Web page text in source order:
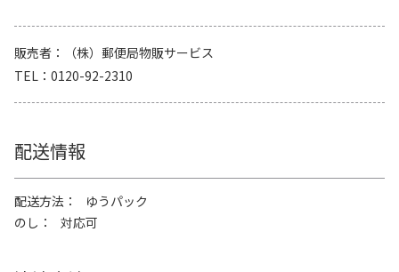
販売者
（株）郵便局物販サービス
TEL
0120-92-2310
配送情報
配送方法
ゆうパック
のし
対応可